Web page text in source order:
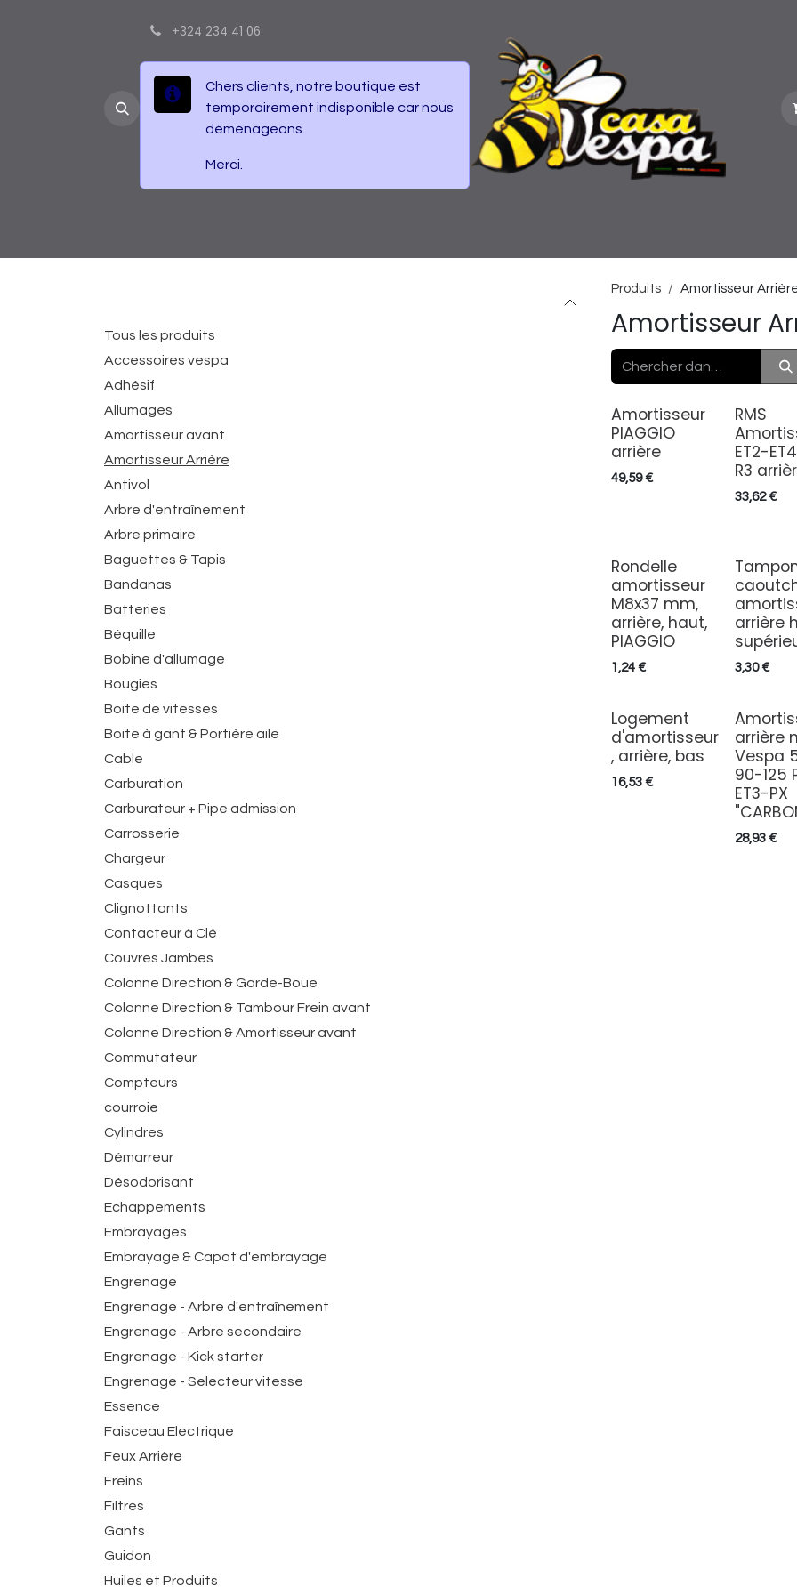
+324 234 41 06
Chers clients, notre boutique est
temporairement indisponible car nous
déménageons.
Merci.
Tous les produits
Accessoires vespa
Adhésif
Allumages
Amortisseur avant
Amortisseur Arrière
Antivol
Arbre d'entraînement
Arbre primaire
Baguettes & Tapis
Bandanas
Batteries
Béquille
Bobine d'allumage
Bougies
Boite de vitesses
Boite à gant & Portière aile
Cable
Carburation
Carburateur + Pipe admission
Carrosserie
Chargeur
Casques
Clignottants
Contacteur à Clé
Couvres Jambes
Colonne Direction & Garde-Boue
Colonne Direction & Tambour Frein avant
Colonne Direction & Amortisseur avant
Commutateur
Compteurs
courroie
Cylindres
Démarreur
Désodorisant
Echappements
Embrayages
Embrayage & Capot d'embrayage
Engrenage
Engrenage - Arbre d'entraînement
Engrenage - Arbre secondaire
Engrenage - Kick starter
Engrenage - Selecteur vitesse
Essence
Faisceau Electrique
Feux Arrière
Freins
Filtres
Gants
Guidon
Huiles et Produits
Produits Amortisseur
Amortisseur
Amortisseur
PIAGGIO
arrière
49,59€
RMS
ET2-
R3
33,62€
Rondelle
amortisseur
M8x37 mm,
arrière, haut,
PIAGGIO
1,24 €
arrière
3,30€
Logement
d'amortisseur
, arrière, bas
16,53 €
arrière
Vespa
90-125
ET3-PX
28,93€